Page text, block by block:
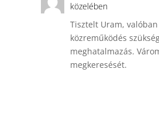
közelében
Tisztelt Uram,
közreműködés
meghatalmazás.
megkeresését.